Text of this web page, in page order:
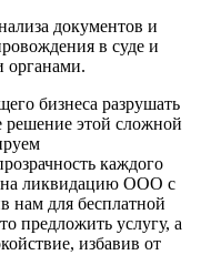
документов и
в суде и
органами.
бизнеса разрушать
решение этой сложной
каждого
на ликвидацию ООО с
нам для бесплатной
предложить услугу, а
избавив от